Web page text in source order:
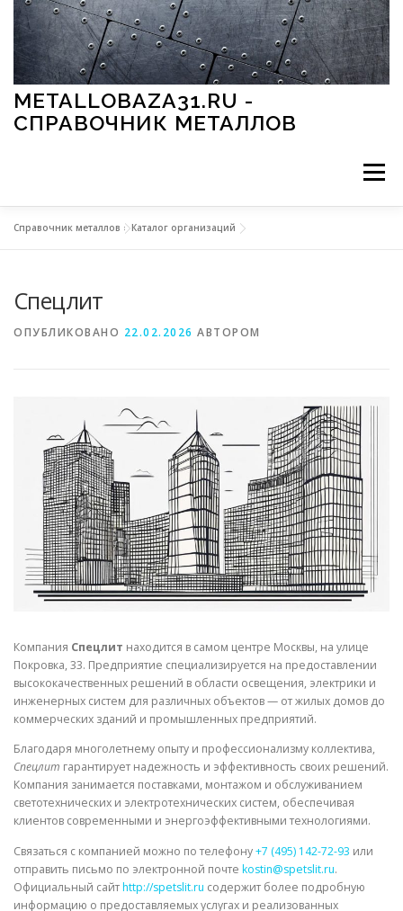
Перейти к содержимому
METALLOBAZA31.RU -
СПРАВОЧНИК МЕТАЛЛОВ
Меню
МЕТАЛЛЫ И ОКРУЖАЮЩАЯ СРЕДА
СВОЙСТВА МЕТАЛЛОВ СОРТА МЕТАЛЛОВ
СТАТЬИ
Справочник металлов »Каталог организаций
Спецлит
ОПУБЛИКОВАНО 22.02.2026 АВТОРОМ
Компания Спецлит находится в самом центре Москвы, на улице
Покровка, 33. Предприятие специализируется на предоставлении
высококачественных решений в области освещения, электрики и
инженерных систем для различных объектов — от жилых домов до
коммерческих зданий и промышленных предприятий.
Благодаря многолетнему опыту и профессионализму коллектива,
Спецлит гарантирует надежность и эффективность своих решений.
Компания занимается поставками, монтажом и обслуживанием
светотехнических и электротехнических систем, обеспечивая
клиентов современными и энергоэффективными технологиями.
Связаться с компанией можно по телефону+7 (495) 142-72-93 или
отправить письмо по электронной почте kostin@spetslit.ru.
Официальный сайтhttp://spetslit.ru содержит более подробную
информацию о предоставляемых услугах и реализованных